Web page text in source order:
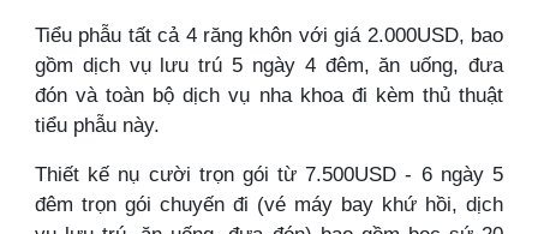
Tiểu phẫu tất cả 4 răng khôn với giá 2.000USD, bao
gồm dịch vụ lưu trú 5 ngày 4 đêm, ăn uống, đưa
đón và toàn bộ dịch vụ nha khoa đi kèm thủ thuật
tiểu phẫu này.
Thiết kế nụ cười trọn gói từ 7.500USD - 6 ngày 5
đêm trọn gói chuyến đi (vé máy bay khứ hồi, dịch